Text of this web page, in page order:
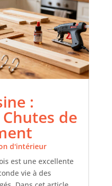
:
de
d'intérieur
est une excellente
vie à des